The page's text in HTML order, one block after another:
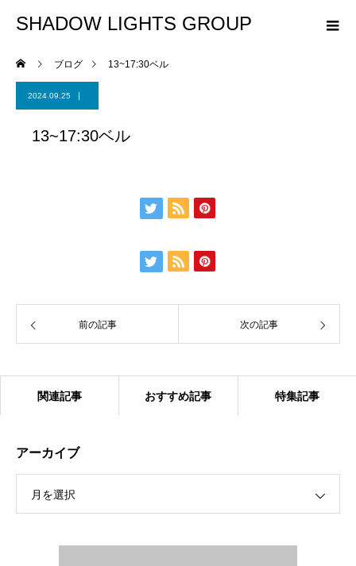
SHADOW LIGHTS GROUP
ブログ 13~17:30ベル
2024.09.25
13~17:30ベル
前の記事 次の記事
関連記事 おすすめ記事 特集記事
アーカイブ
月を選択